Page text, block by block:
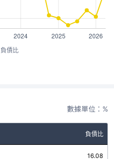
負債比
數據單位：%
負債比
16.08